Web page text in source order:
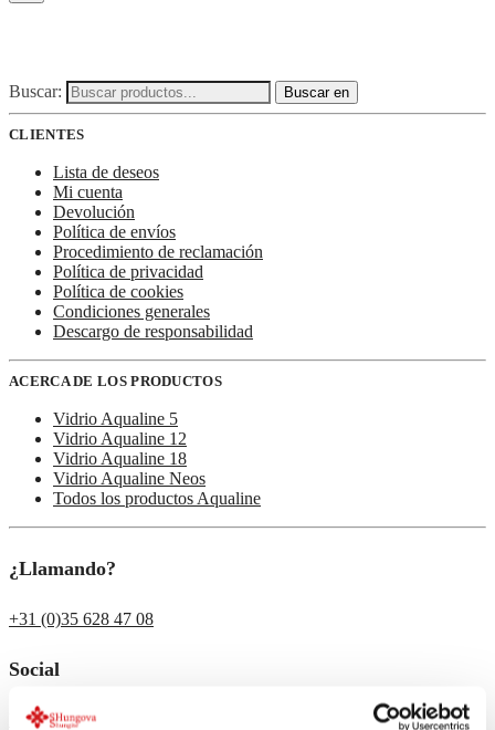
Buscar: Buscar en
CLIENTES
Lista de deseos
Mi cuenta
Devolución
Política de envíos
Procedimiento de reclamación
Política de privacidad
Política de cookies
Condiciones generales
Descargo de responsabilidad
ACERCA DE LOS PRODUCTOS
Vidrio Aqualine 5
Vidrio Aqualine 12
Vidrio Aqualine 18
Vidrio Aqualine Neos
Todos los productos Aqualine
¿Llamando?
+31 (0)35 628 47 08
Social
Facebook